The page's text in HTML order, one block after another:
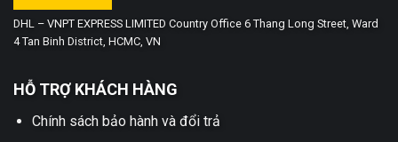
DHL – VNPT EXPRESS LIMITED Country Office 6 Thang Long Street, Ward
4 Tan Binh District, HCMC, VN
HỖ TRỢ KHÁCH HÀNG
Chính sách bảo hành và đổi trả